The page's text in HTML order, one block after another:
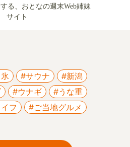
る、おとなの週末Web姉妹
サイト
#サウナ
#新潟
#ウナギ
#うな重
フ
#ご当地グルメ